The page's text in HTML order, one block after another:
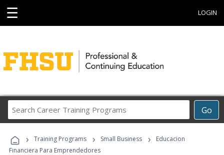
☰ LOGIN
Go
Career
Programs
› Training Programs › Small Business ›
Educacion
Financiera Para Emprendedores